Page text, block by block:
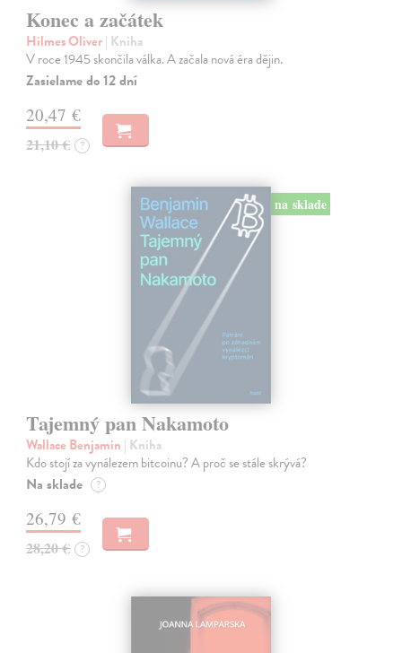
Konec a začátek
Hilmes Oliver| Kniha
V roce 1945 skončila válka. A začala nová éra dějin.
Zasielame do 12 dní
20,47 €
21,10 € ?
na sklade
Tajemný pan Nakamoto
Wallace Benjamin | Kniha
Kdo stojí za vynálezem bitcoinu? A proč se stále skrývá?
Na sklade ?
26,79 €
28,20 € ?